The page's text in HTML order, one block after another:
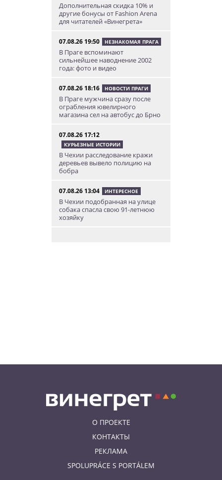
Дополнительная скидка 10% и
другие бонусы от Fashion Arena
для читателей «Винегрета»
07.08.26 19:50 НЕЗНАКОМАЯ ПРАГА
В Праге вспоминают
сильнейшее наводнение 2002
года: фото и видео
07.08.26 18:16 НОВОСТИ ПРАГИ
В Праге мужчина сразу после
ограбления ювелирного
магазина сел на автобус до Брно
07.08.26 17:12
КУРЬЕЗНЫЕ ИСТОРИИ
В Чехии расследование кражи
деревьев вывело полицию на
бобра
07.08.26 13:04 ИНТЕРЕСНОЕ
В Чехии подобранная на улице
собака спасла свою 91-летнюю
хозяйку
бонусов
О ПРОЕКТЕ
КОНТАКТЫ
РЕКЛАМА
SPOLUPRÁCE S PORTÁLEM